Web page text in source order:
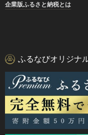
企業版ふるさと納税とは
ふるなびオリジナ